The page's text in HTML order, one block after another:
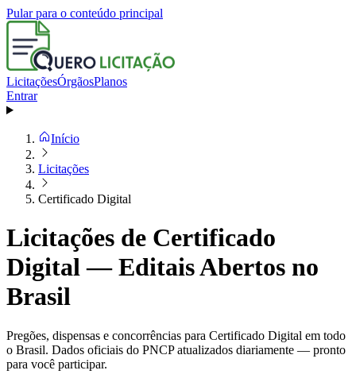
Pular para o conteúdo principal
LicitaçõesÓrgãosPlanos
Entrar
Início
Licitações
Certificado Digital
Licitações de Certificado
Digital — Editais Abertos no
Brasil
Pregões, dispensas e concorrências para Certificado Digital em todo
o Brasil. Dados oficiais do PNCP atualizados diariamente — pronto
para você participar.